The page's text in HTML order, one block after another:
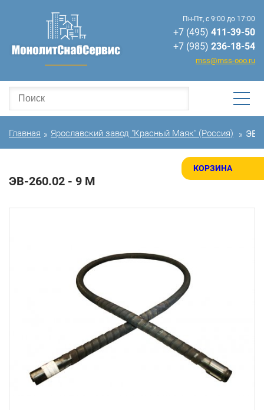
КОРЗИНА
Пн-Пт, с 9:00 до 17:00
+7 (495) 411-39-50
+7 (985) 236-18-54
mss@mss-ooo.ru
Главная » Ярославский завод "Красный Маяк" (Россия) » ЭВ-
ЭВ-260.02 - 9 М